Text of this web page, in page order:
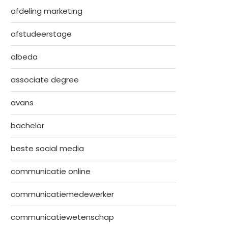
afdeling marketing
afstudeerstage
albeda
associate degree
avans
bachelor
beste social media
communicatie online
communicatiemedewerker
communicatiewetenschap